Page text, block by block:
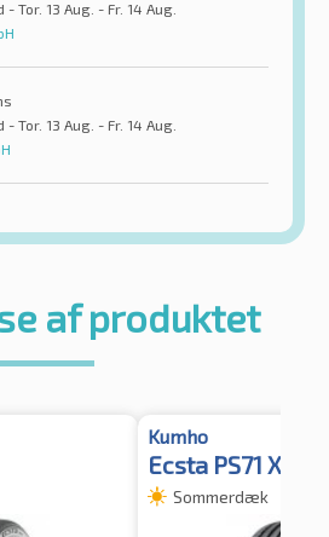
Tor. 13 Aug. - Fr. 14 Aug.
Tor. 13 Aug. - Fr. 14 Aug.
af produktet
Kumho
Ecsta PS71 XL TL
Sommerdæk